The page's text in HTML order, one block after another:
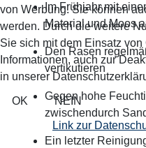
Im Frühjahr mit
Material und Moos
Den Rasen
vertikutieren
Gegen hohe
zwischendurch
Ein letzter
von Werbung. Sie können
werden. Durch die weitere
Sie sich mit dem Einsatz
Informationen, auch zur
in unserer
OK NEIN
Link zur